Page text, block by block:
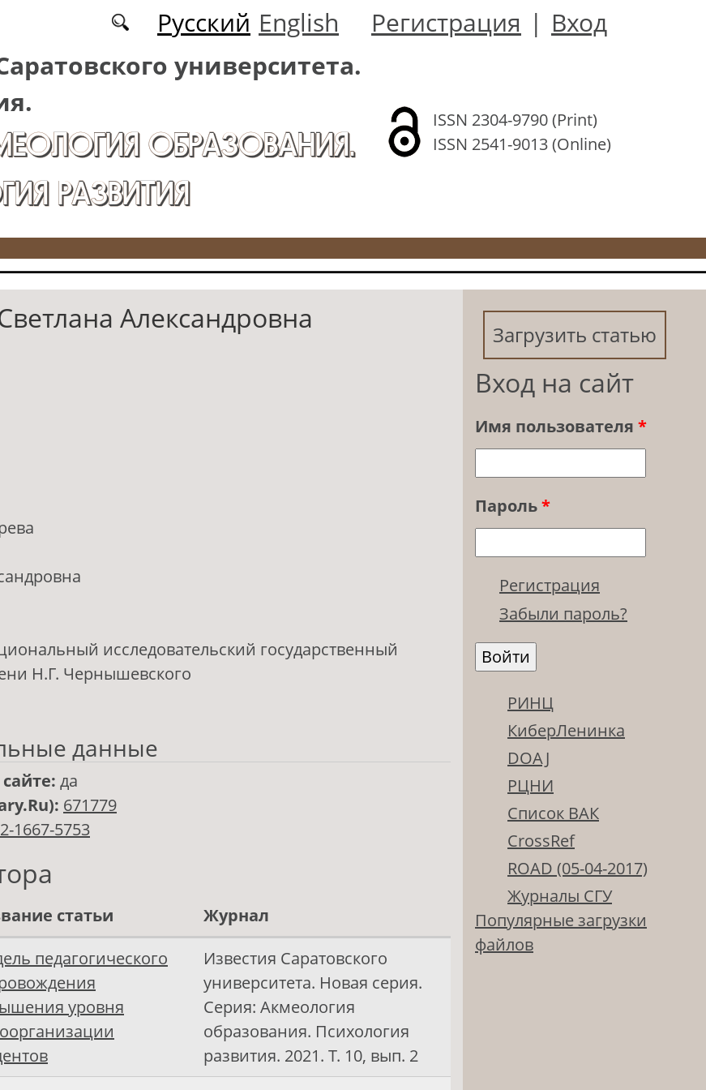
Русский English Регистрация | Вход
университета.
ОБРАЗОВАНИЯ.
РАЗВИТИЯ
ISSN 2304-9790 (Print)
ISSN 2541-9013 (Online)
Александровна
исследовательский государственный
Н.Г. Чернышевского
данные
да
671779
1667-5753
статьи Журнал
педагогического
уровня
Известия Саратовского
университета. Новая серия.
Серия: Акмеология
образования. Психология
развития. 2021. Т. 10, вып. 2
Загрузить статью
Вход на сайт
Имя пользователя *
Пароль*
Регистрация
Забыли пароль?
РИНЦ
КиберЛенинка
DOAJ
РЦНИ
Список ВАК
CrossRef
ROAD (05-04-2017)
Журналы СГУ
Популярные загрузки
файлов